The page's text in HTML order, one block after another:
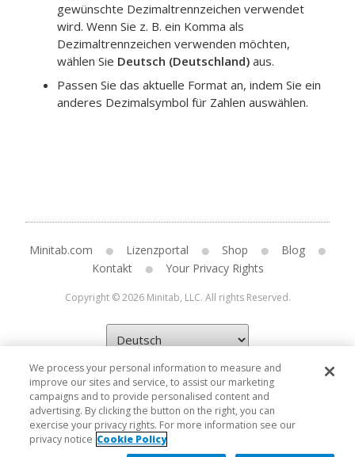
gewünschte Dezimaltrennzeichen verwendet
wird. Wenn Sie z. B. ein Komma als
Dezimaltrennzeichen verwenden möchten,
wählen Sie Deutsch (Deutschland) aus.
Passen Sie das aktuelle Format an, indem Sie ein
anderes Dezimalsymbol für Zahlen auswählen.
Minitab.com Lizenzportal Shop
Blog
Kontakt
Your Privacy Rights
Copyright © 2026 Minitab, LLC. All rights Reserved.
We process your personal information to measure and
improve our sites and service, to assist our marketing
campaigns and to provide personalised content and
advertising. By clicking the button on the right, you can
exercise your privacy rights. For more information see our
privacy notice Cookie Policy